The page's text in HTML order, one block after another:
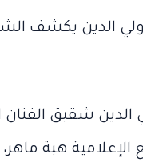
الدين يكشف
الدين شقيق الفنان
الإعلامية هبة